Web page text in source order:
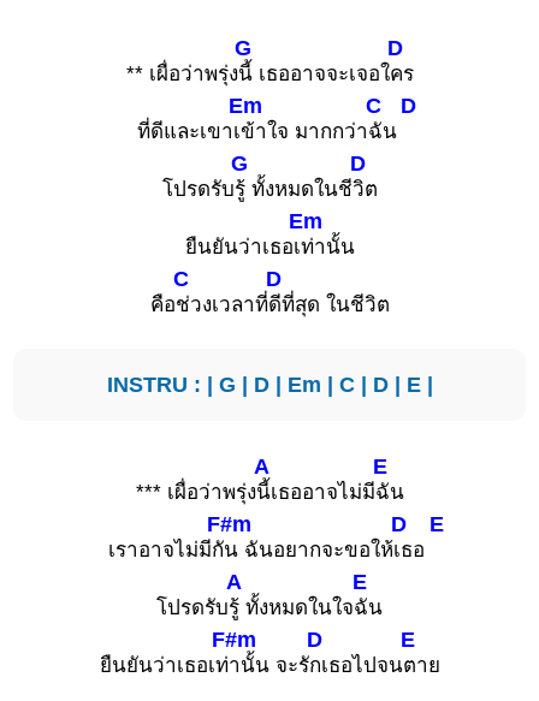
** เผื่อว่าพรุ่ง
G
นี้ เธออาจจะเจอใ
D
คร
ที่ดีและเขาเ
Em
ข้าใจ มากกว่า
C
ฉัน
D
โปรดรับ
G
รู้ ทั้งหมดในชี
D
วิต
ยืนยันว่าเธอเ
Em
ท่านั้น
คือ
C
ช่วงเวลาที่
D
ดีที่สุด ในชีวิต
INSTRU : | G | D| Em | C| D| E|
*** เผื่อว่าพรุ่ง
A
นี้เธออาจไม่มี
E
ฉัน
เราอาจไม่มีกั
F#m
น ฉันอยากจะขอให้
D
เธอ
E
โปรดรับ
A
รู้ ทั้งหมดในใจ
E
ฉัน
ยืนยันว่าเธอเท่
F#m
านั้น จะรั
D
กเธอไปจน
E
ตาย